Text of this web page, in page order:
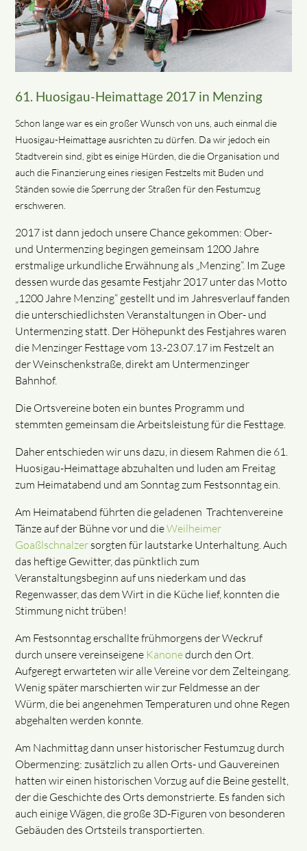
61. Huosigau-Heimattage 2017 in Menzing
Schon lange war es ein großer Wunsch von uns, auch einmal die
Huosigau-Heimattage ausrichten zu dürfen. Da wir jedoch ein
Stadtverein sind, gibt es einige Hürden, die die Organisation und
auch die Finanzierung eines riesigen Festzelts mit Buden und
Ständen sowie die Sperrung der Straßen für den Festumzug
erschweren.
2017 ist dann jedoch unsere Chance gekommen: Ober-
und Untermenzing begingen gemeinsam 1200 Jahre
erstmalige urkundliche Erwähnung als „Menzing“. Im Zuge
dessen wurde das gesamte Festjahr 2017 unter das Motto
„1200 Jahre Menzing“ gestellt und im Jahresverlauf fanden
die unterschiedlichsten Veranstaltungen in Ober- und
Untermenzing statt. Der Höhepunkt des Festjahres waren
die Menzinger Festtage vom 13.-23.07.17 im Festzelt an
der Weinschenkstraße, direkt am Untermenzinger
Bahnhof.
Die Ortsvereine boten ein buntes Programm und
stemmten gemeinsam die Arbeitsleistung für die Festtage.
Daher entschieden wir uns dazu, in diesem Rahmen die 61.
Huosigau-Heimattage abzuhalten und luden am Freitag
zum Heimatabend und am Sonntag zum Festsonntag ein.
Am Heimatabend führten die geladenen Trachtenvereine
Tänze auf der Bühne vor und dieWeilheimer
Goaßlschnalzer sorgten für lautstarke Unterhaltung. Auch
das heftige Gewitter, das pünktlich zum
Veranstaltungsbeginn auf uns niederkam und das
Regenwasser, das dem Wirt in die Küche lief, konnten die
Stimmung nicht trüben!
Am Festsonntag erschallte frühmorgens der Weckruf
durch unsere vereinseigene Kanonedurch den Ort.
Aufgeregt erwarteten wir alle Vereine vor dem Zelteingang.
Wenig später marschierten wir zur Feldmesse an der
Würm, die bei angenehmen Temperaturen und ohne Regen
abgehalten werden konnte.
Am Nachmittag dann unser historischer Festumzug durch
Obermenzing: zusätzlich zu allen Orts- und Gauvereinen
hatten wir einen historischen Vorzug auf die Beine gestellt,
der die Geschichte des Orts demonstrierte. Es fanden sich
auch einige Wägen, die große 3D-Figuren von besonderen
Gebäuden des Ortsteils transportierten.